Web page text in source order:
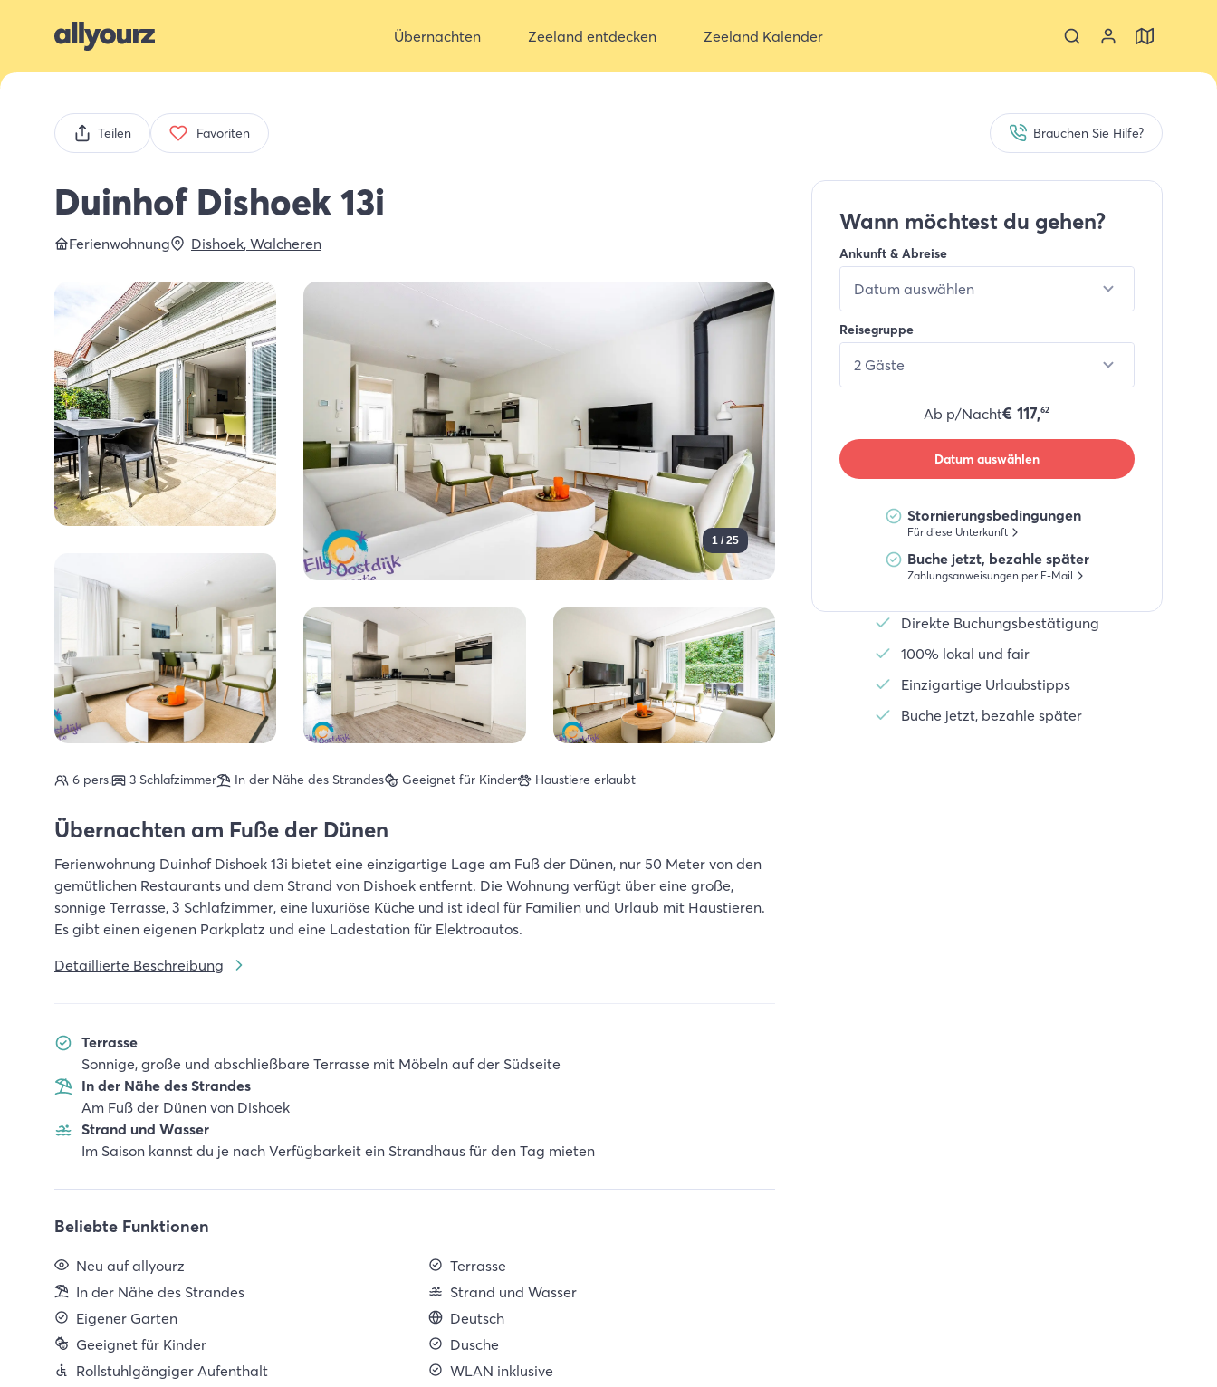
Übernachten Zeeland entdecken Zeeland Kalender
Teilen Favoriten Brauchen Sie Hilfe?
Duinhof Dishoek 13i
Ferienwohnung Dishoek, Walcheren
1 / 25
6 pers. 3 Schlafzimmer In der Nähe des Strandes Geeignet für Kinder Haustiere erlaubt
Übernachten am Fuße der Dünen
Ferienwohnung Duinhof Dishoek 13i bietet eine einzigartige Lage am Fuß der Dünen, nur 50 Meter von den
gemütlichen Restaurants und dem Strand von Dishoek entfernt. Die Wohnung verfügt über eine große,
sonnige Terrasse, 3 Schlafzimmer, eine luxuriöse Küche und ist ideal für Familien und Urlaub mit Haustieren.
Es gibt einen eigenen Parkplatz und eine Ladestation für Elektroautos.
Detaillierte Beschreibung
Terrasse
Sonnige, große und abschließbare Terrasse mit Möbeln auf der Südseite
In der Nähe des Strandes
Am Fuß der Dünen von Dishoek
Strand und Wasser
Im Saison kannst du je nach Verfügbarkeit ein Strandhaus für den Tag mieten
Beliebte Funktionen
Neu auf allyourz
In der Nähe des Strandes
Eigener Garten
Geeignet für Kinder
Rollstuhlgängiger Aufenthalt
Terrasse
Strand und Wasser
Deutsch
Dusche
WLAN inklusive
Wann möchtest du gehen?
Ankunft & Abreise
Datum auswählen
Reisegruppe
2 Gäste
Ab p/Nacht€117,62
Datum auswählen
Stornierungsbedingungen
Für diese Unterkunft
Buche jetzt, bezahle später
Zahlungsanweisungen per E-Mail
Direkte Buchungsbestätigung
100% lokal und fair
Einzigartige Urlaubstipps
Buche jetzt, bezahle später